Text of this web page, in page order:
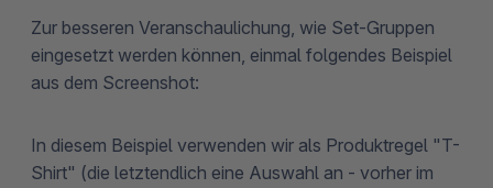
Zur besseren Veranschaulichung, wie Set-Gruppen
eingesetzt werden können, einmal folgendes Beispiel
aus dem Screenshot:
In diesem Beispiel verwenden wir als Produktregel "T-
Shirt" (die letztendlich eine Auswahl an - vorher im